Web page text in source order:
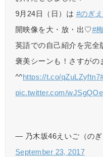
9月24日（日）は #のぎ
開映像を大・放・出♡#
英語での自己紹介を完全
褒美シーンも！さすがの
^^https://t.co/qZuLZyftn7
pic.twitter.com/
— 乃木坂46えいご（の
September 23, 2017